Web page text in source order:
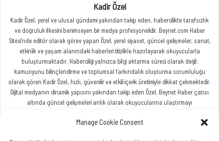
Manage Cookie Consent
Kadir Özel
Kadir Özel, yerel ve ulusal gündemi yakından takip eden, habercilikte tarafsızlık
ve doğruluk ilkesini benimseyen bir medya profesyonelidir. Beynet.com Haber
Sitesi’nde editör olarak görev yapan Özel, yerel siyaset, güncel gelişmeler, sanat,
etkinlik ve yaşam alanındaki haberleri titizlikle hazırlayarak okuyucularla
buluşturmaktadır. Haberciliği yalnızca bilgi aktarma süreci olarak değil;
kamuoyunu bilinçlendirme ve toplumsal farkındalık oluşturma sorumluluğu
olarak gören Kadir Özel, hızlı, güvenilir ve etkili içerik üretimiyle dikkat çekmektedir.
Dijital medyanın dinamik yapısını yakından takip eden Özel, Beynet Haber çatısı
altında güncel gelişmeleri anlık olarak okuyucularına ulaştırmayı
erişim sağlamakta ve kamuoyunun doğru bilgiye ulaşmasına katkı sunmaktadır.
Web